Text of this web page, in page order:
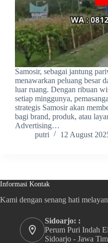
Samosir, sebagai jantung
menawarkan peluang besar
luar ruang. Dengan ribuan
setiap minggunya,
strategis Samosir akan
bagi brand, produk, atau
Advertising…
putri
12 August
Informasi Kontak
Kami dengan senang hati
Sidoarjo: :
Perum Puri Indah
Sidoarjo - Jawa